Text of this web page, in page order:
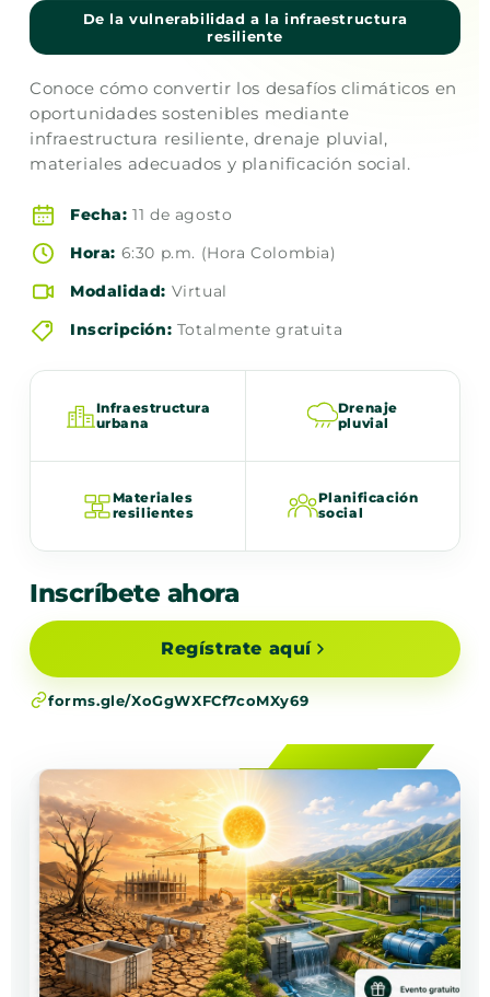
De la vulnerabilidad a la infraestructura
resiliente
Conoce cómo convertir los desafíos climáticos en
oportunidades sostenibles mediante
infraestructura resiliente, drenaje pluvial,
materiales adecuados y planificación social.
Fecha: 11 de agosto
Hora: 6:30 p.m. (Hora Colombia)
Modalidad: Virtual
Inscripción: Totalmente gratuita
Infraestructura
urbana
Drenaje
pluvial
Materiales
resilientes
Planificación
social
Inscríbete ahora
Regístrate aquí
forms.gle/XoGgWXFCf7coMXy69